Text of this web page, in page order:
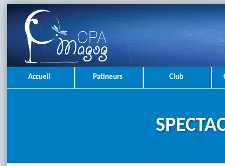
Accueil Patineurs Club